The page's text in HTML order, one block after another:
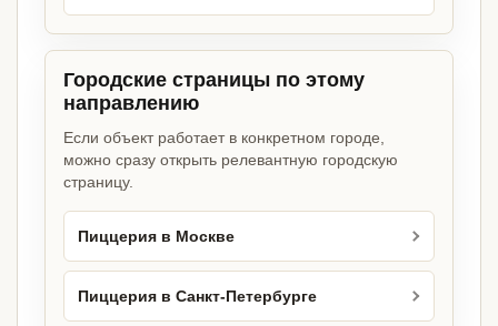
Городские страницы по этому
направлению
Если объект работает в конкретном городе,
можно сразу открыть релевантную городскую
страницу.
Пиццерия в Москве
Пиццерия в Санкт-Петербурге